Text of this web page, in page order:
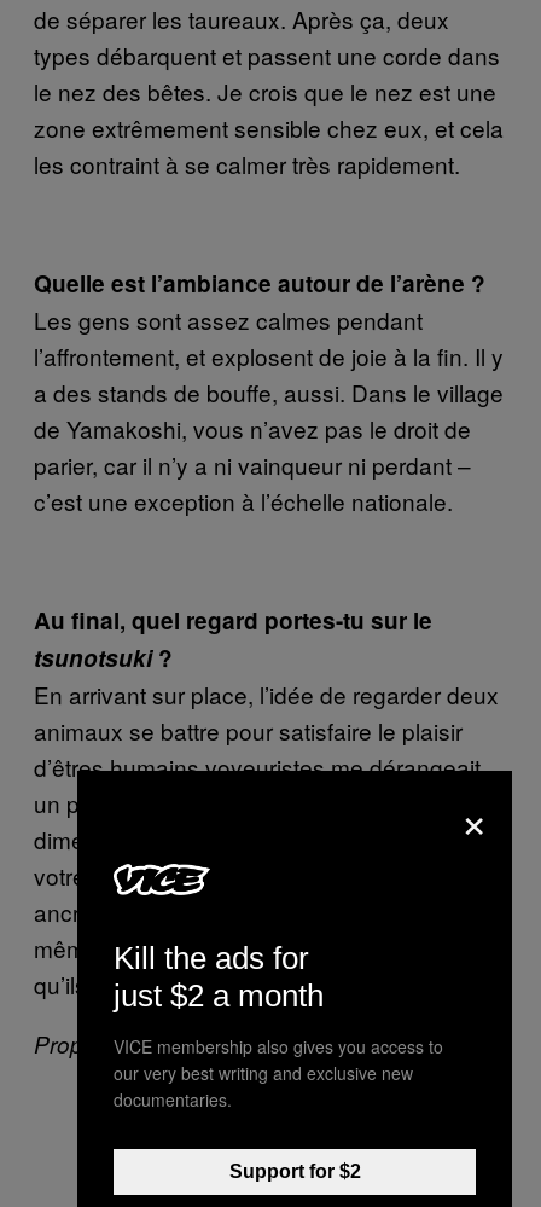
de séparer les taureaux. Après ça, deux
types débarquent et passent une corde dans
le nez des bêtes. Je crois que le nez est une
zone extrêmement sensible chez eux, et cela
les contraint à se calmer très rapidement.
Quelle est l’ambiance autour de l’arène ?
Les gens sont assez calmes pendant
l’affrontement, et explosent de joie à la fin. Il y
a des stands de bouffe, aussi. Dans le village
de Yamakoshi, vous n’avez pas le droit de
parier, car il n’y a ni vainqueur ni perdant –
c’est une exception à l’échelle nationale.
Au final, quel regard portes-tu sur le
tsunotsuki?
En arrivant sur place, l’idée de regarder deux
animaux se battre pour satisfaire le plaisir
d’êtres humains voyeuristes me dérangeait
un peu. Après, quand vous saisissez la
dimension culturelle de la chose, ça ouvre
votre esprit. Il s’agit d’une tradition locale,
ancrée dans la vie des gens, qui élèvent eux-
mêmes les taureaux et qui ne désirent pas
qu’ils se blessent ou meurent
Propos rapportés parScott Renton.
×
Kill the ads for
just $2 a month
VICE membership also gives you access to
our very best writing and exclusive new
documentaries.
Support for $2